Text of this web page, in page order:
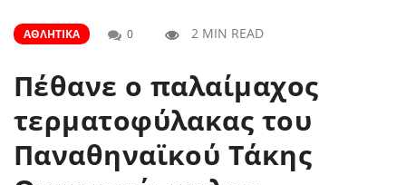
ΑΘΛΗΤΙΚΆ 0 2 MIN READ
Πέθανε ο παλαίμαχος
τερματοφύλακας του
Παναθηναϊκού Τάκης